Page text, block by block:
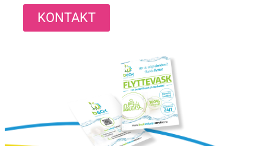
KONTAKT